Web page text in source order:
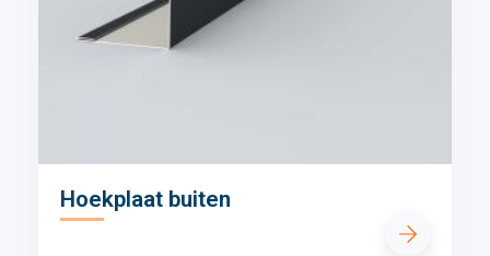
Hoekplaat buiten